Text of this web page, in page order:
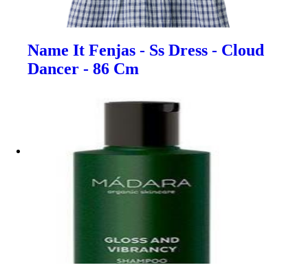
Name It Fenjas - Ss Dress - Cloud
Dancer - 86 Cm